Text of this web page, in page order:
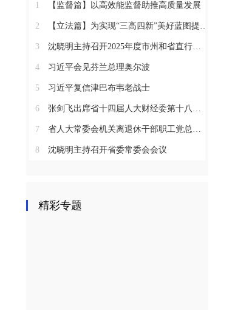
1 【监督篇】以高效能监督助推高质量发展
2 【立法篇】为实现“三高四新”美好蓝图提供坚实法治保障
3 沈晓明主持召开2025年度市州和省直行业系统党（工）委书记抓基层党建工作述职评议会议
4 习近平会见芬兰总理奥尔波
5 习近平复信津巴布韦老战士
6 张剑飞出席省十四届人大财经委第十八次全体会议
7 省人大常委会机关离退休干部职工党总支召开2025年度总结表彰大会
8 沈晓明主持召开省委常委会会议
精彩专题